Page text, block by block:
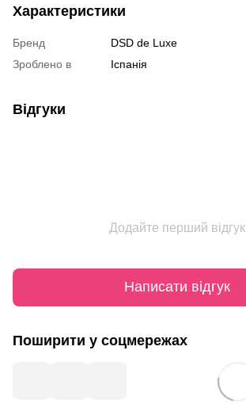
Характеристики
Бренд
DSD de Luxe
Зроблено в
Іспанія
Відгуки
Додайте перший відгук
Написати відгук
Поширити у соцмережах